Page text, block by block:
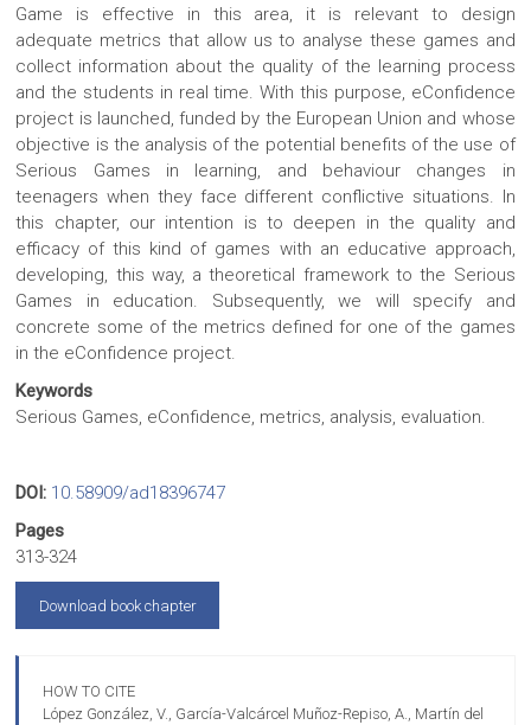
Game is effective in this area, it is relevant to design
adequate metrics that allow us to analyse these games and
collect information about the quality of the learning process
and the students in real time. With this purpose, eConfidence
project is launched, funded by the European Union and whose
objective is the analysis of the potential benefits of the use of
Serious Games in learning, and behaviour changes in
teenagers when they face different conflictive situations. In
this chapter, our intention is to deepen in the quality and
efficacy of this kind of games with an educative approach,
developing, this way, a theoretical framework to the Serious
Games in education. Subsequently, we will specify and
concrete some of the metrics defined for one of the games
in the eConfidence project.
Keywords
Serious Games, eConfidence, metrics, analysis, evaluation.
DOI: 10.58909/ad18396747
Pages
313-324
Download book chapter
HOW TO CITE
López González, V., García-Valcárcel Muñoz-Repiso, A., Martín del